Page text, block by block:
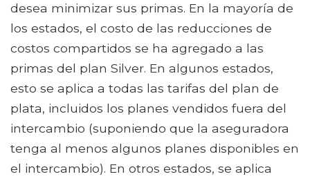
desea minimizar sus primas. En la mayoría de
los estados, el costo de las reducciones de
costos compartidos se ha agregado a las
primas del plan Silver. En algunos estados,
esto se aplica a todas las tarifas del plan de
plata, incluidos los planes vendidos fuera del
intercambio (suponiendo que la aseguradora
tenga al menos algunos planes disponibles en
el intercambio). En otros estados, se aplica